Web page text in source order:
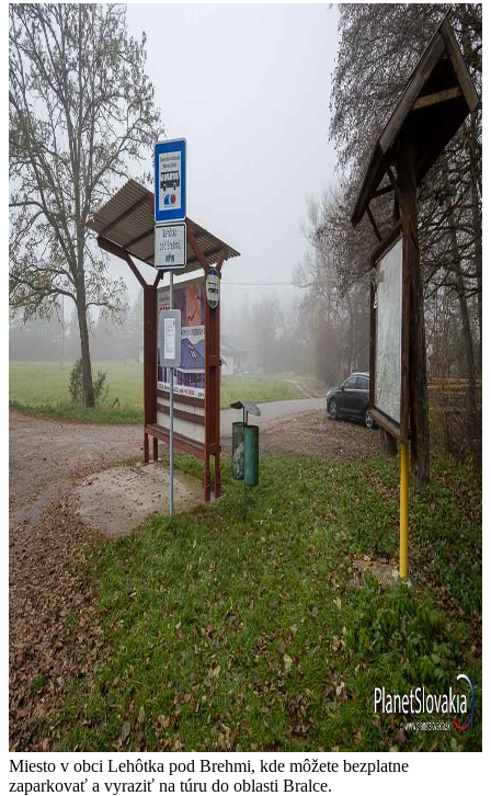
Miesto v obci Lehôtka pod Brehmi, kde môžete bezplatne
zaparkovať a vyraziť na túru do oblasti Bralce.